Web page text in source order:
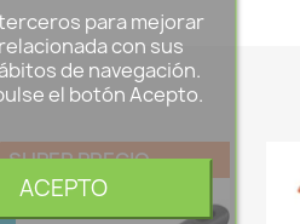
SUPER PRECIO
para mejorar
con sus
de navegación.
el botón Acepto.
ACEPTO